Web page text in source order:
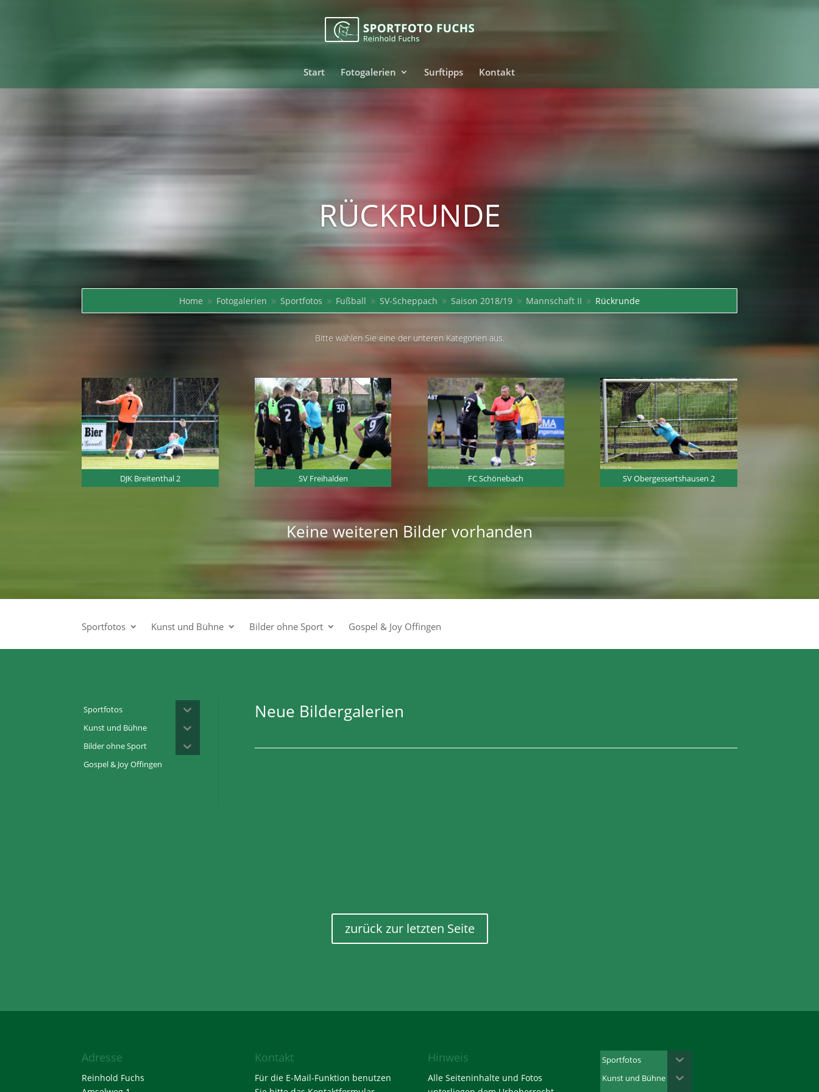
Start Fotogalerien Surftipps Kontakt
RÜCKRUNDE
Home 9 Fotogalerien 9 Sportfotos 9 Fußball 9 SV-Scheppach 9 Saison 2018/19 9 Mannschaft II 9 Rückrunde
Bitte wählen Sie eine der unteren Kategorien aus.
DJK Breitenthal 2 SV Freihalden FC Schönebach SV Obergessertshausen 2
Keine weiteren Bilder vorhanden
Sportfotos Kunst und Bühne Bilder ohne Sport Gospel & Joy Offingen
Sportfotos
Kunst und Bühne
Bilder ohne Sport
Gospel & Joy Offingen
Neue Bildergalerien
zurück zur letzten Seite
Adresse
Reinhold Fuchs
Kontakt
Für die E-Mail-Funktion benutzen
Hinweis
Alle Seiteninhalte und Fotos
Sportfotos
Kunst und Bühne